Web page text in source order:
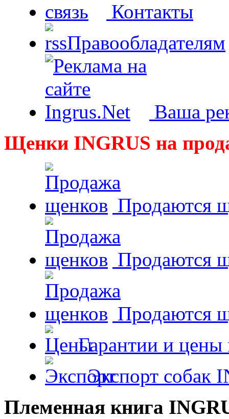
Контакты
Правообладателям
Ваша
Щенки INGRUS на
Продаются
Продаются
Продаются
Гарантии и цены
Экспорт собак
Племенная книга